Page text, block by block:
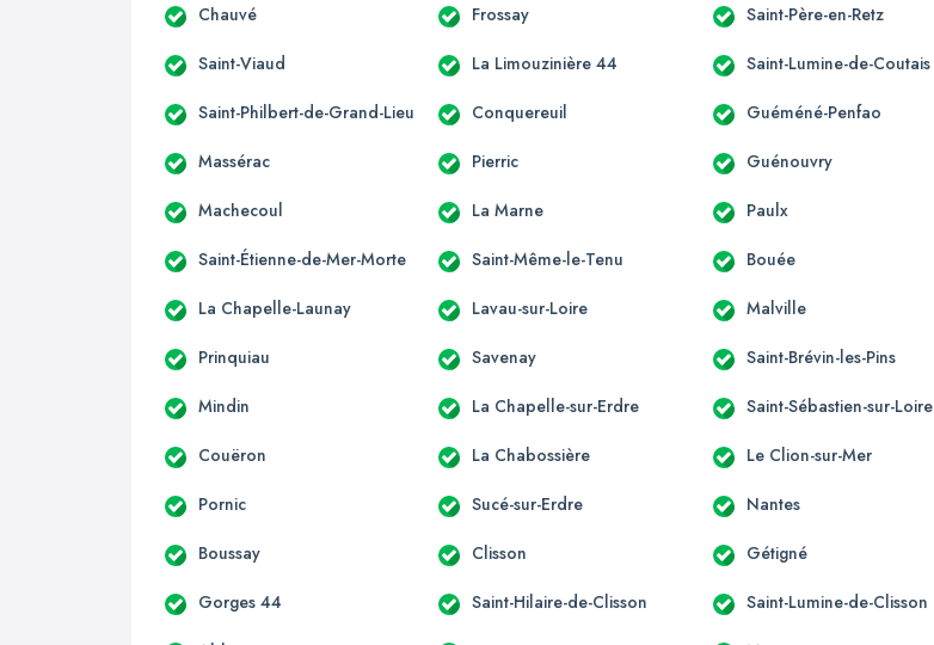
Chauvé Frossay Saint-Père-en-Retz
Saint-Viaud La Limouzinière 44 Saint-Lumine-de-Coutais
Saint-Philbert-de-Grand-Lieu Conquereuil Guéméné-Penfao
Massérac Pierric Guénouvry
Machecoul La Marne Paulx
Saint-Étienne-de-Mer-Morte Saint-Même-le-Tenu Bouée
La Chapelle-Launay Lavau-sur-Loire Malville
Prinquiau Savenay Saint-Brévin-les-Pins
Mindin La Chapelle-sur-Erdre Saint-Sébastien-sur-Loire
Couëron La Chabossière Le Clion-sur-Mer
Pornic Sucé-sur-Erdre Nantes
Boussay Clisson Gétigné
Gorges 44 Saint-Hilaire-de-Clisson Saint-Lumine-de-Clisson